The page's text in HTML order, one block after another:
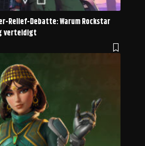
Relief-Debatte: Warum Rockstar
verteidigt